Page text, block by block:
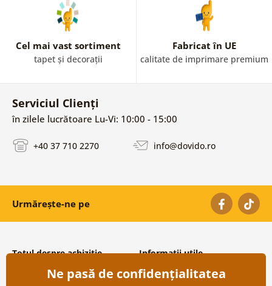
Cel mai vast sortiment
tapet și decorații
Fabricat în UE
calitate de imprimare premium
Serviciul Clienți
în zilele lucrătoare Lu-Vi: 10:00 - 15:00
+40 37 710 2270 info@dovido.ro
Urmărește-ne pe
Totul despre achiziție
Condiții și termeni generali
Informații utile
Despre noi
Ne pasă de confidențialitatea